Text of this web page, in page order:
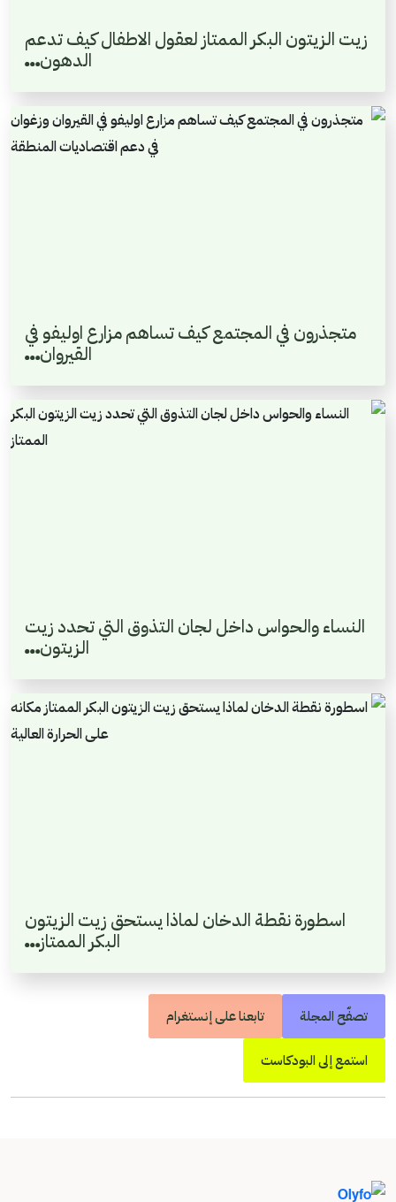
زيت الزيتون البكر الممتاز لعقول الاطفال كيف تدعم
الدهون…
متجذرون في المجتمع كيف تساهم مزارع اوليفو في
القيروان…
النساء والحواس داخل لجان التذوق التي تحدد زيت
الزيتون…
اسطورة نقطة الدخان لماذا يستحق زيت الزيتون
البكر الممتاز…
تصفّح المجلة تابعنا على إنستغرام
استمع إلى البودكاست